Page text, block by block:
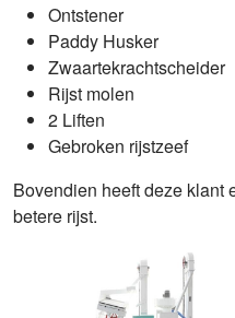
Ontstener
Paddy Husker
Zwaartekrachtscheider
Rijst molen
2 Liften
Gebroken rijstzeef
Bovendien heeft deze klant
betere rijst.